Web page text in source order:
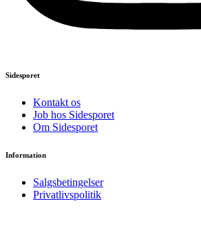
Sidesporet
Kontakt os
Job hos Sidesporet
Om Sidesporet
Information
Salgsbetingelser
Privatlivspolitik